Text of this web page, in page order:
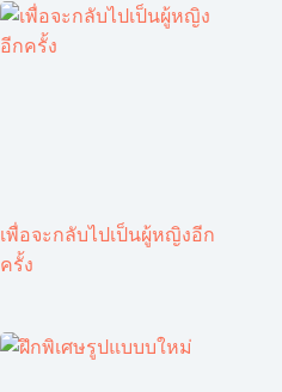
เพื่อจะกลับไปเป็นผู้หญิงอีก
ครั้ง